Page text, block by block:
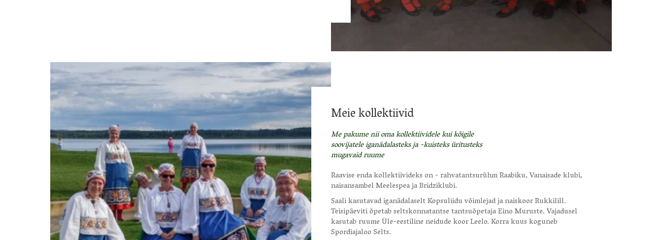
Meie kollektiivid
Me pakume nii oma kollektiividele kui kõigile
soovijatele iganädalasteks ja -kuisteks üritusteks
mugavaid ruume
Raavise enda kollektiivideks on - rahvatantsurühm Raabiku, Vanaisade klubi,
naisansambel Meelespea ja Bridziklubi.
Saali kasutavad iganädalaselt Kopsuliidu võimlejad ja naiskoor Rukkilill.
Teisipäeviti õpetab seltskonnatantse tantsuõpetaja Eino Muruste. Vajadusel
kasutab ruume Üle-eestiline neidude koor Leelo. Korra kuus koguneb
Spordiajaloo Selts.